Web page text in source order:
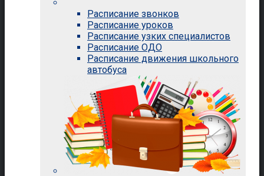
Расписание звонков
Расписание уроков
Расписание узких специалистов
Расписание ОДО
Расписание движения школьного
автобуса